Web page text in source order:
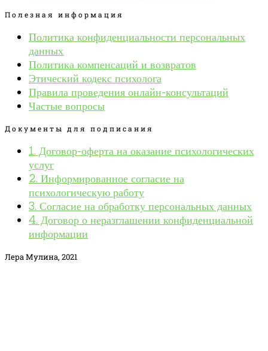
Полезная информация
Политика конфиденциальности персональных
данных
Политика компенсаций и возвратов
Этический кодекс психолога
Правила проведения онлайн-консультаций
Частые вопросы
Документы для подписания
1. Договор-оферта на оказание психологических
услуг
2. Информированное согласие на
психологическую работу
3. Согласие на обработку персональных данных
4. Договор о неразглашении конфиденциальной
информации
Лера Мулина, 2021